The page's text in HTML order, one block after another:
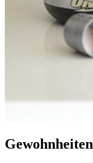
Gewohnheiten